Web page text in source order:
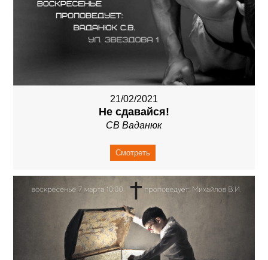
21/02/2021
Не сдавайся!
СВ Ваданюк
Смотреть